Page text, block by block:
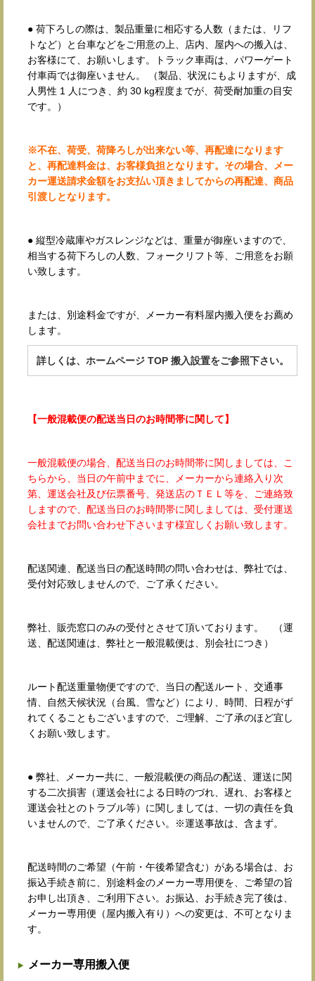
● 荷下ろしの際は、製品重量に相応する人数（または、リフ
トなど）と台車などをご用意の上、店内、屋内への搬入は、
お客様にて、お願いします。トラック車両は、パワーゲート
付車両では御座いません。 （製品、状況にもよりますが、成
人男性 1 人につき、約 30 kg程度までが、荷受耐加重の目安
です。）
※不在、荷受、荷降ろしが出来ない等、再配達になります
と、再配達料金は、お客様負担となります。その場合、メー
カー運送請求金額をお支払い頂きましてからの再配達、商品
引渡しとなります。
● 縦型冷蔵庫やガスレンジなどは、重量が御座いますので、
相当する荷下ろしの人数、フォークリフト等、ご用意をお願
い致します。
または、別途料金ですが、メーカー有料屋内搬入便をお薦め
します。
詳しくは、ホームページ TOP 搬入設置をご参照下さい。
【一般混載便の配送当日のお時間帯に関して】
一般混載便の場合、配送当日のお時間帯に関しましては、こ
ちらから、当日の午前中までに、メーカーから連絡入り次
第、運送会社及び伝票番号、発送店のＴＥＬ等を、ご連絡致
しますので、配送当日のお時間帯に関しましては、受付運送
会社までお問い合わせ下さいます様宜しくお願い致します。
配送関連、配送当日の配送時間の問い合わせは、弊社では、
受付対応致しませんので、ご了承ください。
弊社、販売窓口のみの受付とさせて頂いております。 （運
送、配送関連は、弊社と一般混載便は、別会社につき）
ルート配送重量物便ですので、当日の配送ルート、交通事
情、自然天候状況（台風、雪など）により、時間、日程がず
れてくることもございますので、ご理解、ご了承のほど宜し
くお願い致します。
● 弊社、メーカー共に、一般混載便の商品の配送、運送に関
する二次損害（運送会社による日時のづれ、遅れ、お客様と
運送会社とのトラブル等）に関しましては、一切の責任を負
いませんので、ご了承ください。※運送事故は、含まず。
配送時間のご希望（午前・午後希望含む）がある場合は、お
振込手続き前に、別途料金のメーカー専用便を、ご希望の旨
お申し出頂き、ご利用下さい。お振込、お手続き完了後は、
メーカー専用便（屋内搬入有り）への変更は、不可となりま
す。
メーカー専用搬入便